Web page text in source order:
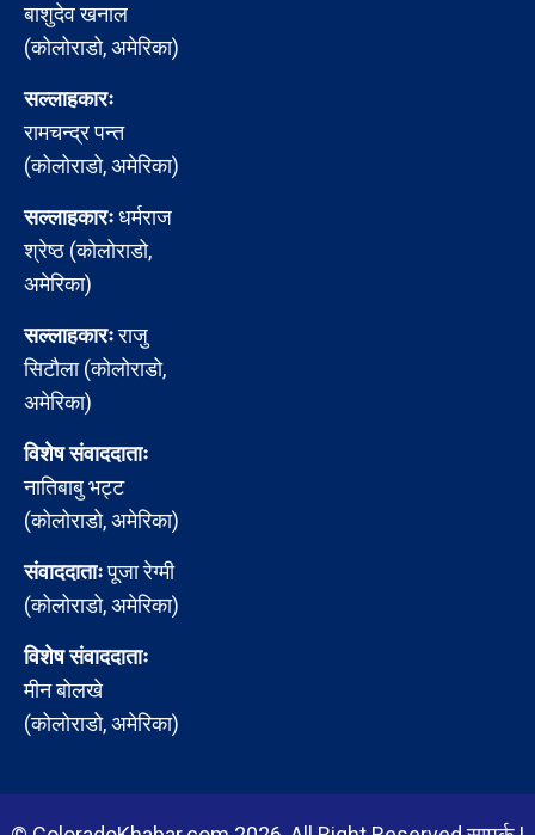
बाशुदेव खनाल
(कोलोराडो, अमेरिका)
सल्लाहकारः
रामचन्द्र पन्त
(कोलोराडो, अमेरिका)
सल्लाहकारःधर्मराज
श्रेष्ठ (कोलोराडो,
अमेरिका)
सल्लाहकारःराजु
सिटौला (कोलोराडो,
अमेरिका)
विशेष संवाददाताः
नातिबाबु भट्ट
(कोलोराडो, अमेरिका)
संवाददाताःपूजा रेग्मी
(कोलोराडो, अमेरिका)
विशेष संवाददाताः
मीन बोलखे
(कोलोराडो, अमेरिका)